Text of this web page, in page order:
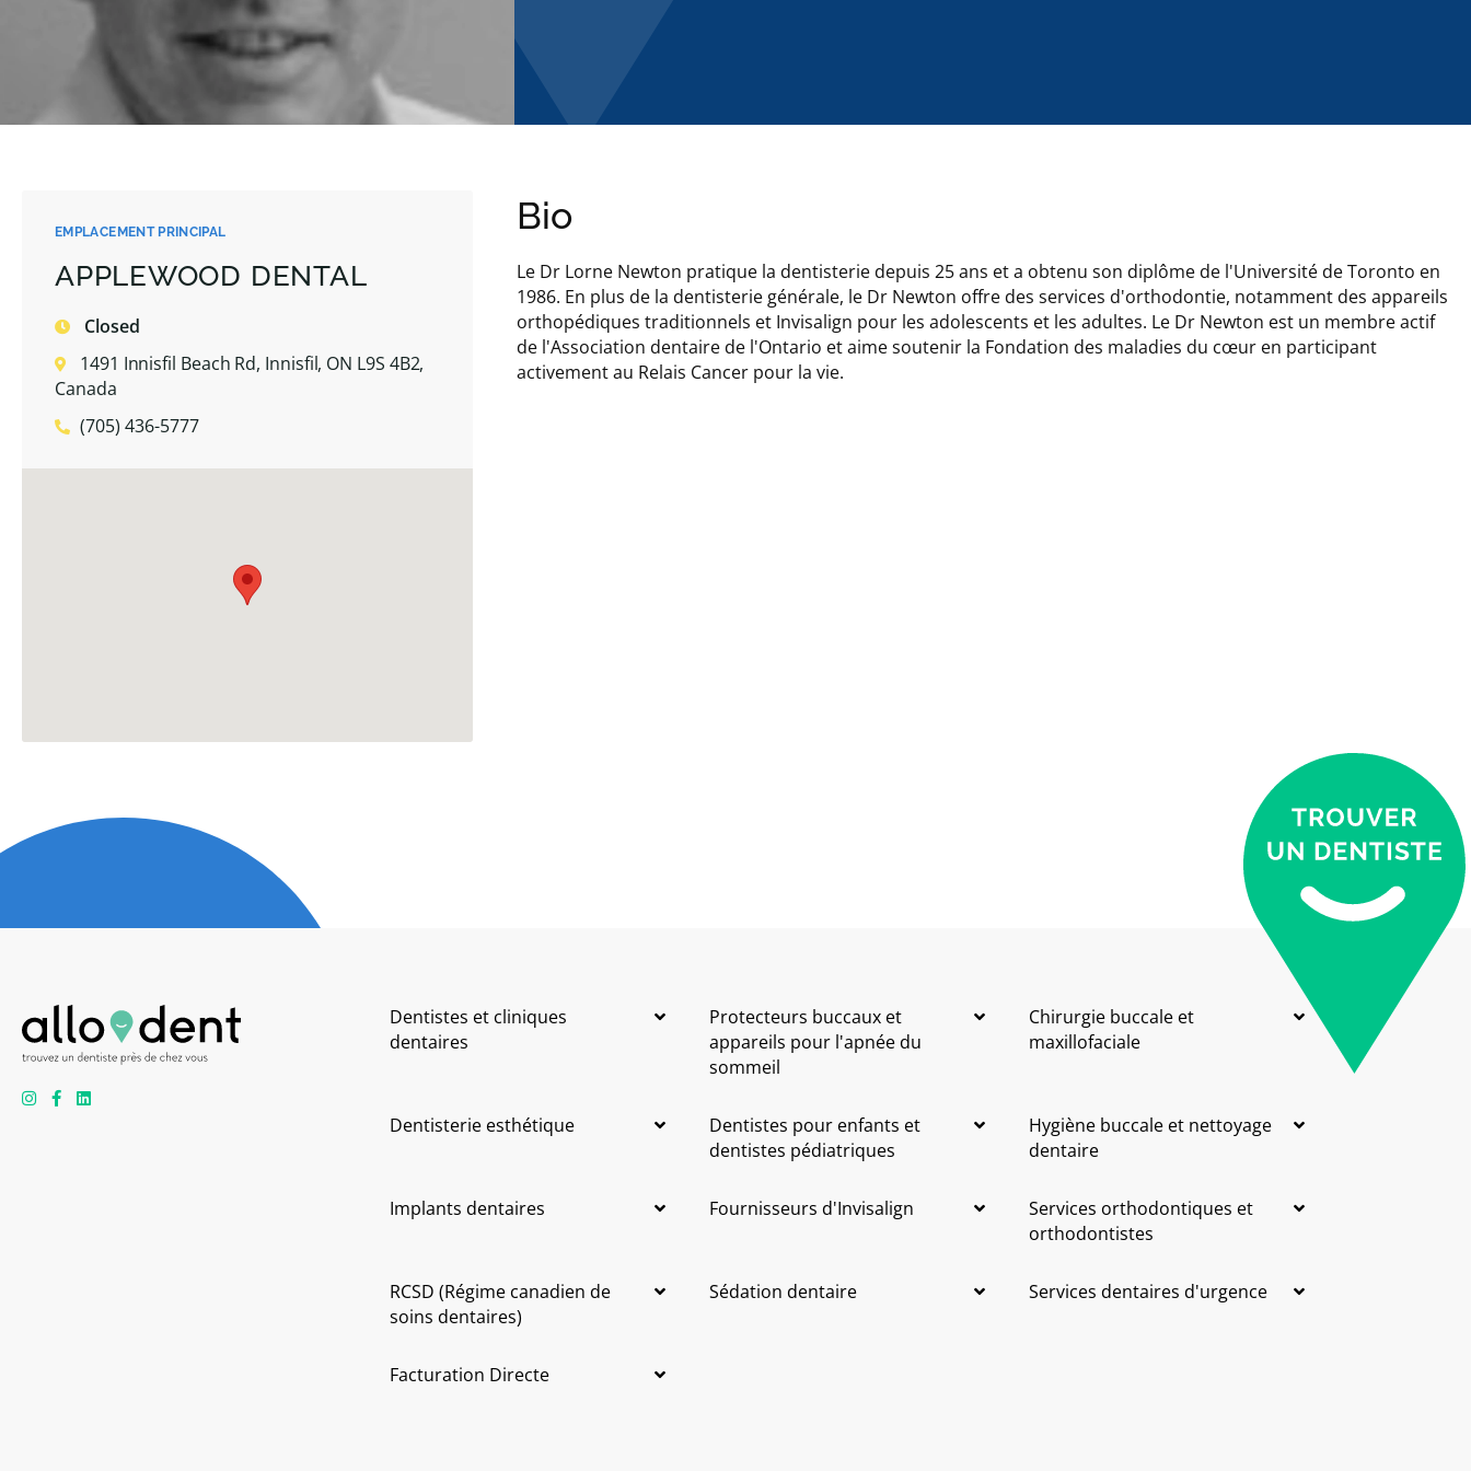
EMPLACEMENT PRINCIPAL
APPLEWOOD DENTAL
Closed
1491 Innisfil Beach Rd, Innisfil, ON L9S 4B2,
Canada
(705) 436-5777
Bio
Le Dr Lorne Newton pratique la dentisterie depuis 25 ans et a obtenu son diplôme de l'Université de Toronto en
1986. En plus de la dentisterie générale, le Dr Newton offre des services d'orthodontie, notamment des appareils
orthopédiques traditionnels et Invisalign pour les adolescents et les adultes. Le Dr Newton est un membre actif
de l'Association dentaire de l'Ontario et aime soutenir la Fondation des maladies du cœur en participant
activement au Relais Cancer pour la vie.
Dentistes et cliniques
dentaires
Protecteurs buccaux et
appareils pour l'apnée du
sommeil
Chirurgie buccale et
maxillofaciale
Dentisterie esthétique
Dentistes pour enfants et
dentistes pédiatriques
Hygiène buccale et nettoyage
dentaire
Implants dentaires Fournisseurs d'Invisalign
Services orthodontiques et
orthodontistes
RCSD (Régime canadien de
soins dentaires)
Sédation dentaire Services dentaires d'urgence
Facturation Directe